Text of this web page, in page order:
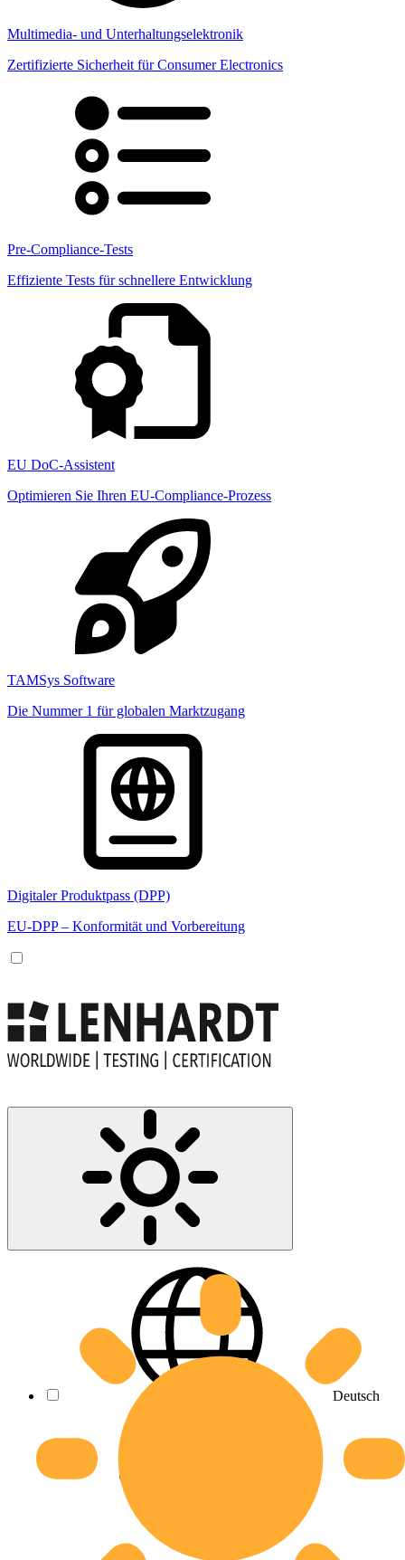
Multimedia- und Unterhaltungselektronik
Zertifizierte Sicherheit für Consumer Electronics
Pre-Compliance-Tests
Effiziente Tests für schnellere Entwicklung
EU DoC-Assistent
Optimieren Sie Ihren EU-Compliance-Prozess
TAMSys Software
Die Nummer 1 für globalen Marktzugang
Digitaler Produktpass (DPP)
EU-DPP – Konformität und Vorbereitung
Deutsch